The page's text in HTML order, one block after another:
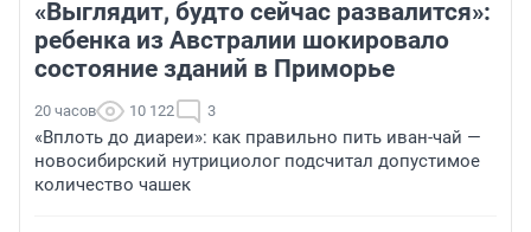
«Выглядит, будто сейчас развалится»:
ребенка из Австралии шокировало
состояние зданий в Приморье
20 часов 10 122 3
«Вплоть до диареи»: как правильно пить иван-чай —
новосибирский нутрициолог подсчитал допустимое
количество чашек